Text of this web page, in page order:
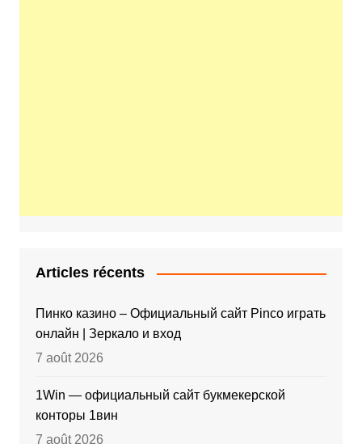
Articles récents
Пинко казино – Официальный сайт Pinco играть
онлайн | Зеркало и вход
7 août 2026
1Win — официальный сайт букмекерской
конторы 1вин
7 août 2026